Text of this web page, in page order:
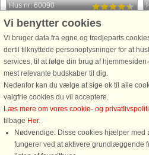
Hus nr: 60090
Hou
8 personer, 122 m²
200 m til kyst.
Oplev ren idyl i dette skønne,
moderne feriehus i det nordjyske
paradis Hals. Med sine imponerende
122 m2 byder ejendommen på luksus
og komfort i fredelige havemiljøer,
ideel til både afslapning og eventyr. ...
Vi benytter cookies
Vi bruger data fra egne og tredjeparts
dertil tilknyttede personoplysninger for at
services, til at følge din brug af
mest relevante budskaber til dig.
Nedenfor kan du vælge at sige ok til alle
valgfrie cookies du vil acceptere.
Læs mere om vores cookie- og
tilbage Her.
Nødvendige: Disse cookies hjælper med
fungerer ved at aktivere grundlæggende